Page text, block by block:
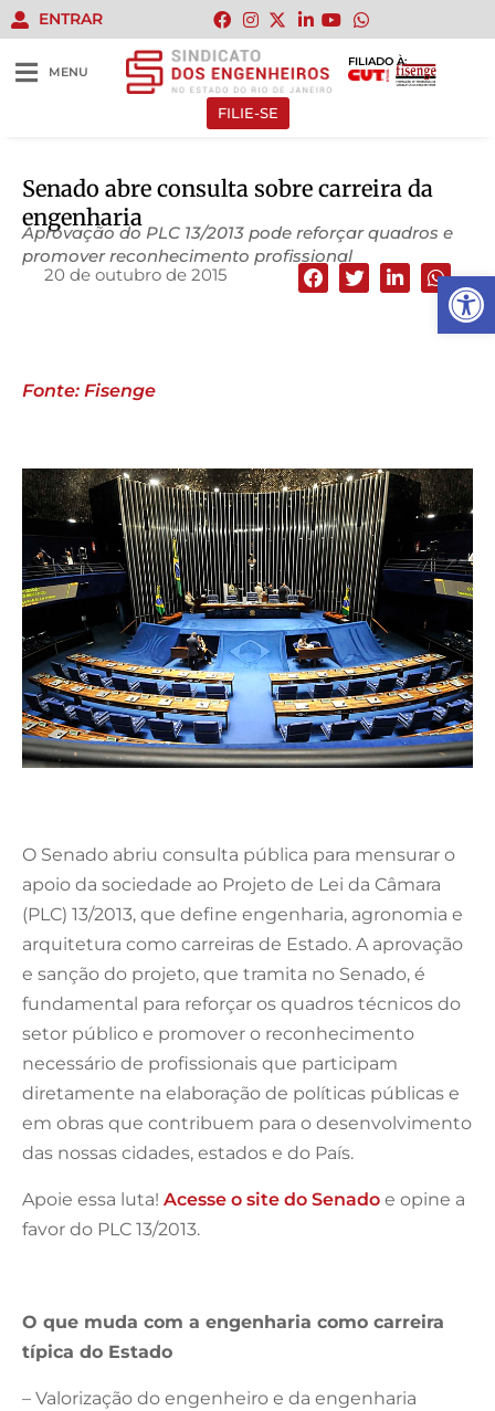
Abrir
ENTRAR
MENU
FILIADO À:
FILIE-SE
Senado abre consulta sobre carreira da
engenharia
Aprovação do PLC 13/2013 pode reforçar quadros e
promover reconhecimento profissional
20 de outubro de 2015
Fonte: Fisenge
O Senado abriu consulta pública para mensurar o
apoio da sociedade ao Projeto de Lei da Câmara
(PLC) 13/2013, que define engenharia, agronomia e
arquitetura como carreiras de Estado. A aprovação
e sanção do projeto, que tramita no Senado, é
fundamental para reforçar os quadros técnicos do
setor público e promover o reconhecimento
necessário de profissionais que participam
diretamente na elaboração de políticas públicas e
em obras que contribuem para o desenvolvimento
das nossas cidades, estados e do País.
Apoie essa luta! Acesse o site do Senado e opine a
favor do PLC 13/2013.
O que muda com a engenharia como carreira
típica do Estado
– Valorização do engenheiro e da engenharia